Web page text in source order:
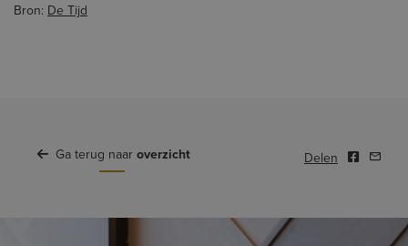
Bron: De Tijd
Ga terug naar overzicht Delen